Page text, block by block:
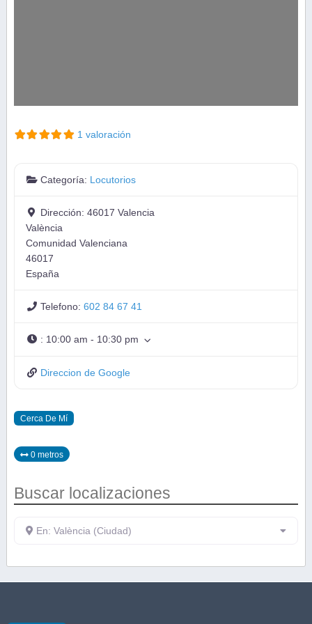
1 valoración
Categoría: Locutorios
Dirección:46017 Valencia
València
Comunidad Valenciana
46017
España
Telefono:602 84 67 41
: 10:00 am - 10:30 pm
Direccion de Google
Cerca De Mí
0 metros
Buscar localizaciones
En: València (Ciudad)